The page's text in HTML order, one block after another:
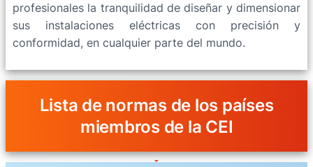
profesionales la tranquilidad de diseñar y dimensionar
sus instalaciones eléctricas con precisión y
conformidad, en cualquier parte del mundo.
Lista de normas de los países
miembros de la CEI